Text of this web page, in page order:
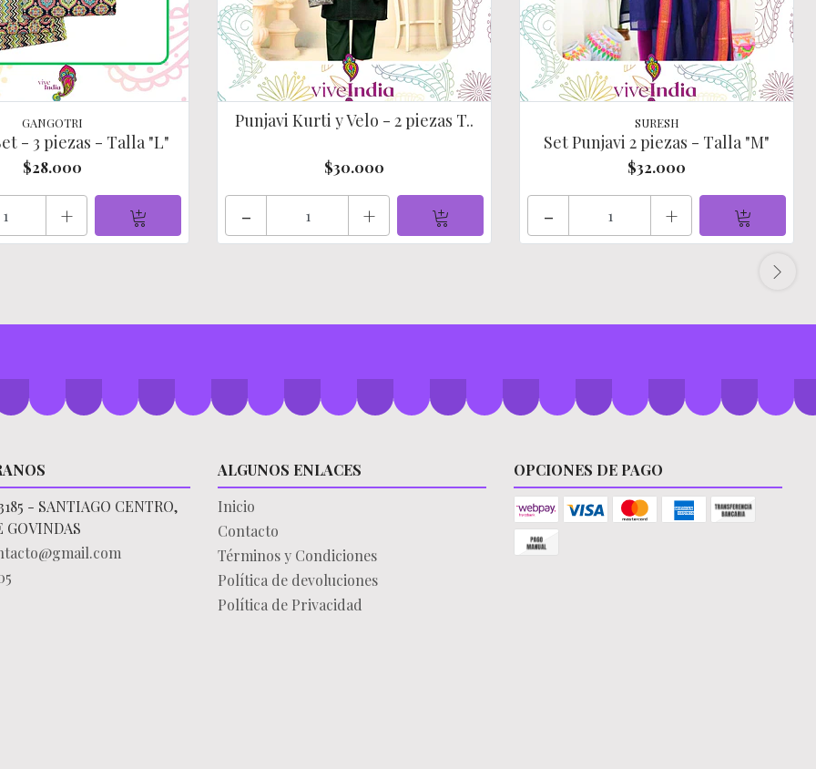
GANGOTRI
- 3 piezas - Talla "L"
$28.000
+
Punjavi Kurti y Velo - 2 piezas T..
$30.000
- +
SURESH
Set Punjavi 2 piezas - Talla "M"
$32.000
- +
- SANTIAGO CENTRO,
GOVINDAS
ALGUNOS ENLACES
Inicio
Contacto
Términos y Condiciones
Política de devoluciones
Política de Privacidad
OPCIONES DE PAGO